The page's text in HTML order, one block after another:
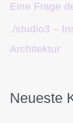
Eine Frage
./studio3 –
Architektur
Neueste